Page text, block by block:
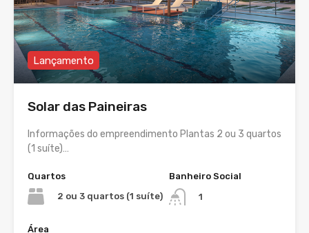
Lançamento
Solar das Paineiras
Informações do empreendimento Plantas 2 ou 3 quartos
(1 suíte)…
Quartos
2 ou 3 quartos (1 suíte)
Banheiro Social
1
Área